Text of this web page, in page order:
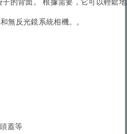
無反光鏡系統相機。
。
蓋等